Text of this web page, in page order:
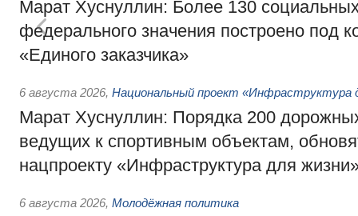
Марат Хуснуллин: Более 130
федерального значения построено под
«Единого заказчика»
6 августа 2026, Национальный проект «Инфраструктура
Марат Хуснуллин: Порядка 200
ведущих к спортивным объектам,
нацпроекту «Инфраструктура для
6 августа 2026, Молодёжная политика